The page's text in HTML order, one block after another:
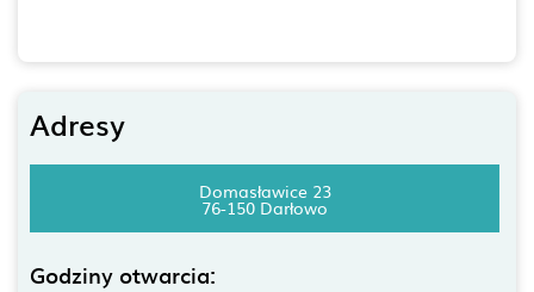
Adresy
Domasławice 23
76-150 Darłowo
Godziny otwarcia: